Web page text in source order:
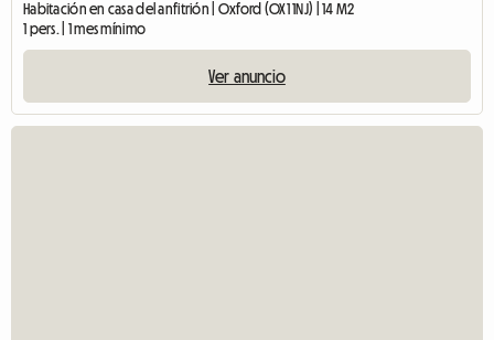
Habitación en casa del anfitrión | Oxford (OX1 1NJ) | 14 M2
1 pers. | 1 mes mínimo
Ver anuncio